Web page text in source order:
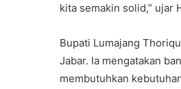
kita semakin solid,” ujar
Bupati Lumajang
Jabar. Ia mengatakan
membutuhkan